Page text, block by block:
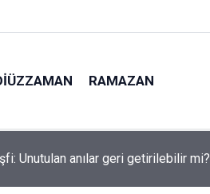
RAMAZAN
Unutulan anılar geri getirilebilir mi?